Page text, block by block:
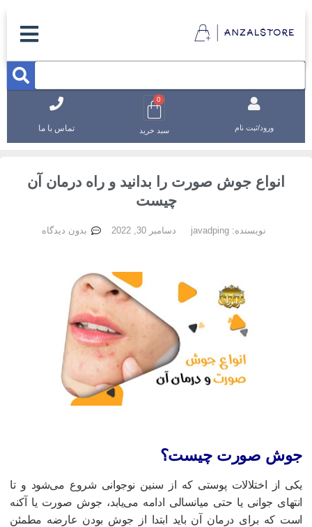
ورود/ثبت نام سبد خرید تماس با ما
انواع جوش صورت را بدانید و راه درمان آن
چیست
نویسنده:javadping دسامبر 30, 2022 بدون دیدگاه
صورت چیست؟
از اختلالات پوستی که از سنین نوجوانی شروع می‌شود و تا
جوانی یا حتی میانسالی ادامه می‌یابد، جوش صورت یا آکنه
که برای درمان آن باید ابتدا از جوش بودن عارضه مطمئن